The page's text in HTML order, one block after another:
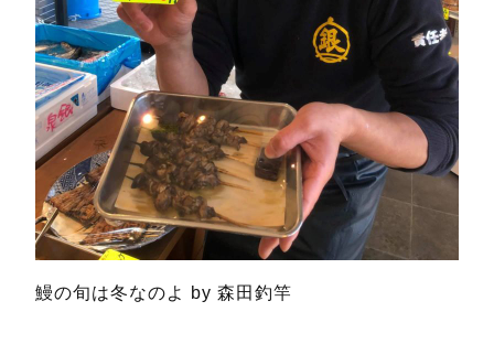
鰻の旬は冬なのよ by 森田釣竿